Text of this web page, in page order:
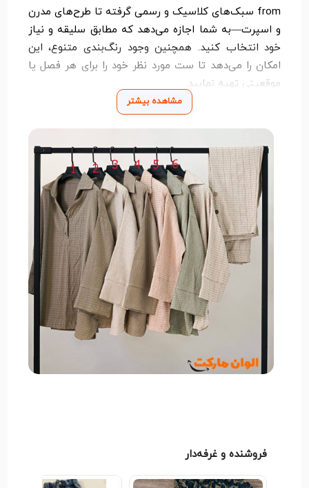
from سبک‌های کلاسیک و رسمی گرفته تا طرح‌های مدرن
و اسپرت—به شما اجازه می‌دهد که مطابق سلیقه و نیاز
خود انتخاب کنید. همچنین وجود رنگ‌بندی متنوع، این
امکان را می‌دهد تا ست مورد نظر خود را برای هر فصل یا
موقعیتی تهیه نمایید.
ترکیب مانتو و شلوار از لحاظ هماهنگی رنگ و فرم، جلوه‌ای
منسجم به استایل شما می‌بخشد. این ست را می‌توان
به‌راحتی با کیف، کفش یا اکسسوری‌های مختلف ست کرد
و با کم‌ترین تلاش، ظاهر شما را حرفه‌ای و آراسته نشان
اگر به دنبال لباسی همه‌کاره، شیک و کاربردی هستید،
ست مانتو شلوار یکی از بهترین گزینه‌ها برای کمد لباس
شما خواهد بود.
مشاهده بیشتر
فروشنده و غرفه‌دار